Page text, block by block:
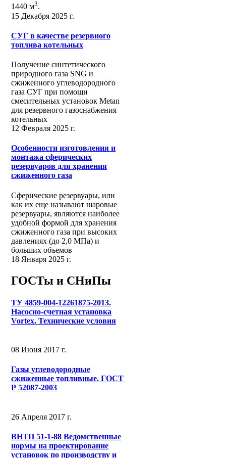
1440 м3.
15 Декабря 2025 г.
СУГ в качестве резервного
топлива котельных
Получение синтетического
природного газа SNG и
сжиженного углеводородного
газа СУГ при помощи
смесительных установок Metan
для резервного газоснабжения
котельных
12 Февраля 2025 г.
Особенности изготовления и
монтажа сферических
резервуаров для хранения
сжиженного газа
Сферические резервуары, или
как их еще называют шаровые
резервуары, являются наиболее
удобной формой для хранения
сжиженного газа при высоких
давлениях (до 2,0 МПа) и
больших объемов
18 Января 2025 г.
ГОСТы и СНиПы
ТУ 4859-004-12261875-2013.
Насосно-счетная установка
Vortex. Технические условия
08 Июня 2017 г.
Газы углеводородные
сжиженные топливные. ГОСТ
Р 52087-2003
26 Апреля 2017 г.
ВНТП 51-1-88 Ведомственные
нормы на проектирование
установок по производству и